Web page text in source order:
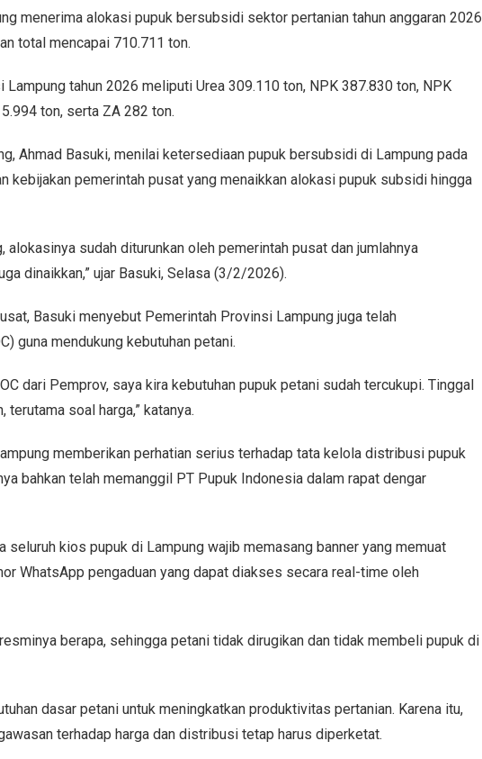
menerima alokasi pupuk bersubsidi sektor pertanian tahun anggaran 2026
total mencapai 710.711 ton.
tahun 2026 meliputi Urea 309.110 ton, NPK 387.830 ton, NPK
ton, serta ZA 282 ton.
Ahmad Basuki, menilai ketersediaan pupuk bersubsidi di Lampung pada
kebijakan pemerintah pusat yang menaikkan alokasi pupuk subsidi hingga
alokasinya sudah diturunkan oleh pemerintah pusat dan jumlahnya
dinaikkan,” ujar Basuki, Selasa (3/2/2026).
Basuki menyebut Pemerintah Provinsi Lampung juga telah
guna mendukung kebutuhan petani.
dari Pemprov, saya kira kebutuhan pupuk petani sudah tercukupi. Tinggal
terutama soal harga,” katanya.
memberikan perhatian serius terhadap tata kelola distribusi pupuk
bahkan telah memanggil PT Pupuk Indonesia dalam rapat dengar
kios pupuk di Lampung wajib memasang banner yang memuat
WhatsApp pengaduan yang dapat diakses secara real-time oleh
berapa, sehingga petani tidak dirugikan dan tidak membeli pupuk di
dasar petani untuk meningkatkan produktivitas pertanian. Karena itu,
terhadap harga dan distribusi tetap harus diperketat.